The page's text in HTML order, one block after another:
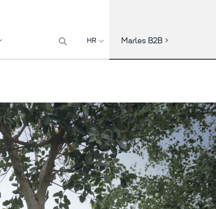
HR Marles B2B